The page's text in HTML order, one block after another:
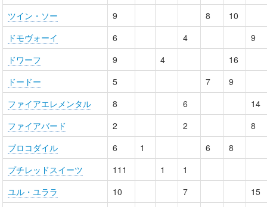
ツイン・ソー
9 8
10
ドモヴォーイ
6 4
9
ドワーフ
9 4
16
ドードー
5 7
9
ファイアエレメンタル
8 6
14
ファイアバード
2 2
8
ブロコダイル
6 1 6
8
プチレッドスイーツ
111 1
1
ユル・ユララ
10 7
15